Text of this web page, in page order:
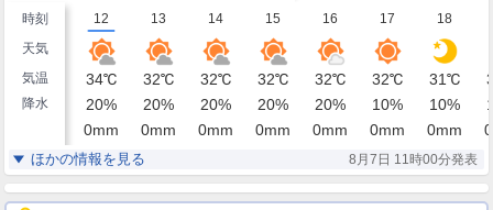
時刻 12 13 14 15 16 17
18
天気
気温
34℃ 32℃ 32℃ 32℃ 32℃ 32℃ 31℃
降水 20% 20% 20% 20% 20% 10% 10%
0mm 0mm 0mm 0mm 0mm 0mm 0mm 0
湿度 58 % 65 % 68%
風
南南西
2m/s
南南東
3m/s
南南東
4m/s
南
4m/s
南
4m/s
南
4m/s
南
3m/s
ほかの情報を見る 8月7日 11時00分発表